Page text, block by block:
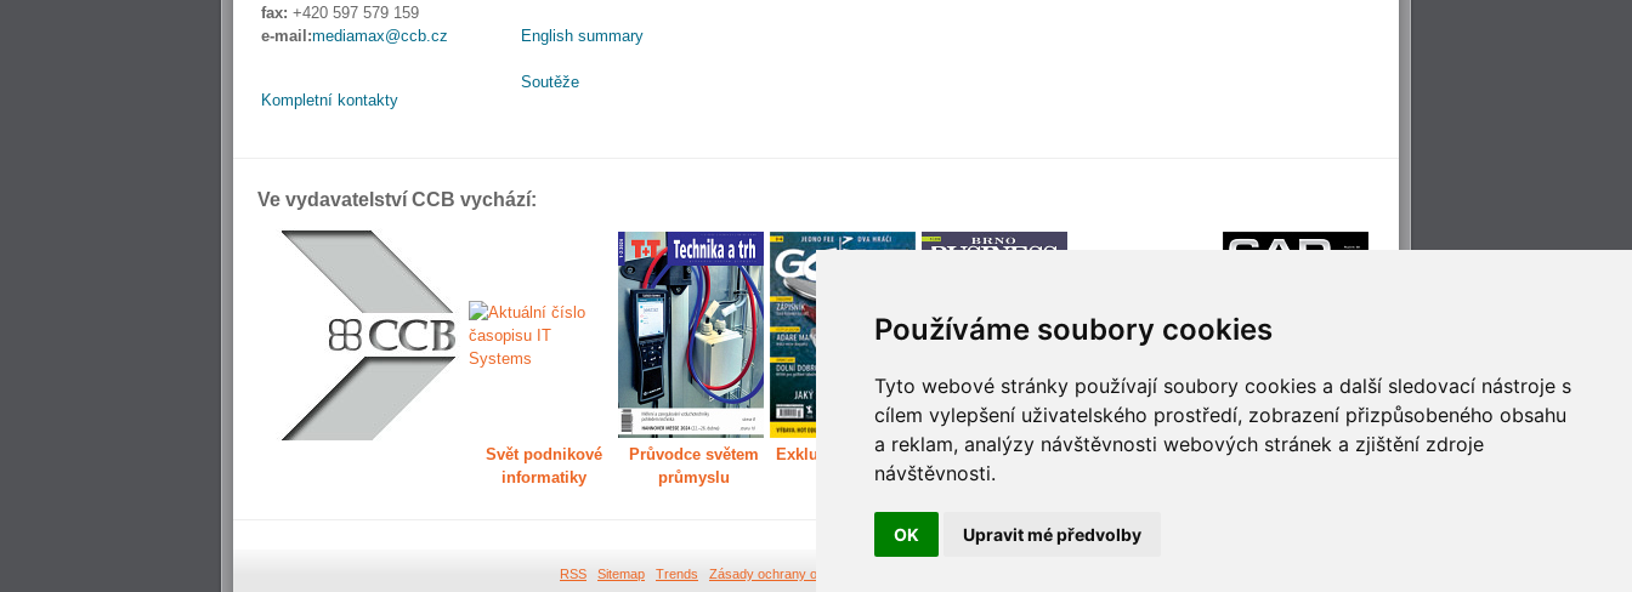
Používáme soubory cookies
Tyto webové stránky používají soubory cookies a další sledovací nástroje s
cílem vylepšení uživatelského prostředí, zobrazení přizpůsobeného obsahu
a reklam, analýzy návštěvnosti webových stránek a zjištění zdroje
návštěvnosti.
OK Upravit mé předvolby
fax: +420 597 579 159
e-mail:mediamax@ccb.cz
Kompletní kontakty
English summary
Soutěže
Ve vydavatelství CCB vychází:
Svět podnikové
informatiky
Průvodce světem
průmyslu
Exkluzivně světem
Děláme Brno větší Příjemné cestování
Technologie pro
RSS Sitemap Trends Zásady ochrany osobních údajů